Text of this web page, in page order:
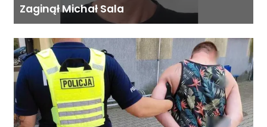
Zaginął Michał Sala